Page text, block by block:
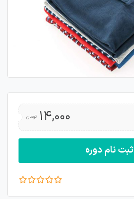
تومان ۱۴,۰۰۰
ثبت نام دوره